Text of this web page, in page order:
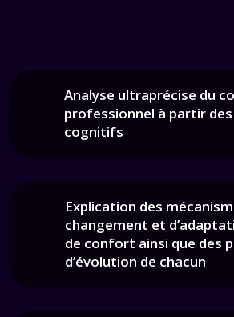
Analyse ultraprécise du
professionnel à partir
cognitifs
Explication des
changement et
de confort ainsi que des
d’évolution de chacun